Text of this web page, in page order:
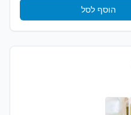
הוסף לסל